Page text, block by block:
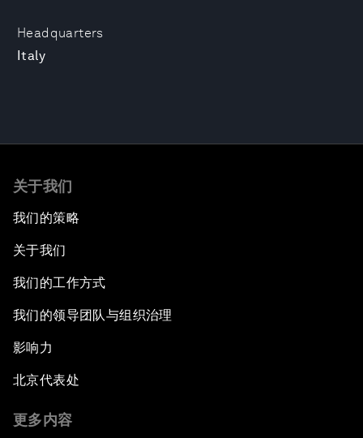
Headquarters
Italy
关于我们
我们的策略
关于我们
我们的工作方式
我们的领导团队与组织治理
影响力
北京代表处
更多内容